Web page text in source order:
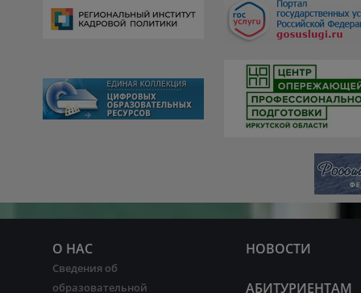
О НАС
Сведения об
образовательной
НОВОСТИ
АБИТУРИЕНТАМ